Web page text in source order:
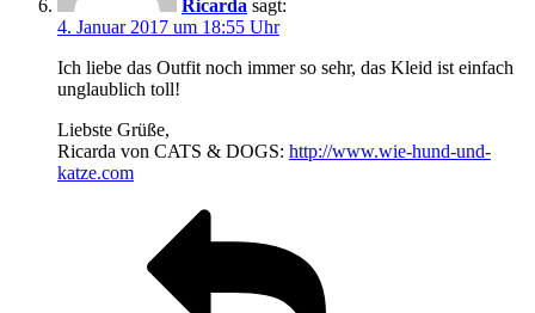
Ricarda sagt:
4. Januar 2017 um 18:55 Uhr
Ich liebe das Outfit noch immer so sehr, das Kleid ist einfach
unglaublich toll!
Liebste Grüße,
Ricarda von CATS & DOGS: http://www.wie-hund-und-
katze.com